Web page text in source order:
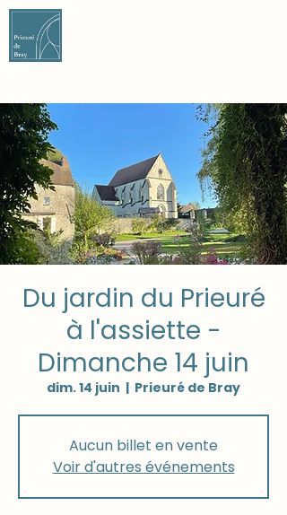
Du jardin du Prieuré
à l'assiette -
Dimanche 14 juin
dim. 14 juin
  |
Prieuré de Bray
Aucun billet en vente
Voir d'autres événements